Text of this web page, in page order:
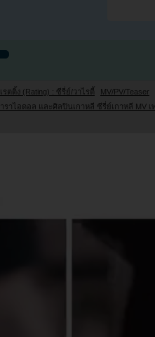
เรตติ้ง (Rating) : ซีรี่ย์/วาไรตี้
MV/PV/Teaser
าราไอดอล และศิลปินเกาหลี ซีรี่ย์เกาหลี MV